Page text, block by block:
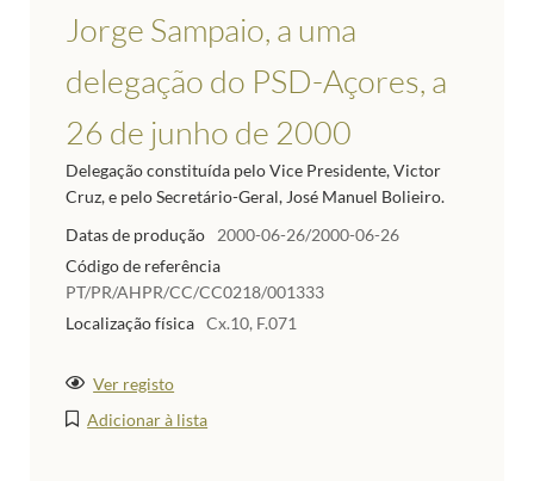
Jorge Sampaio, a uma
delegação do PSD-Açores, a
26 de junho de 2000
Delegação constituída pelo Vice Presidente, Victor
Cruz, e pelo Secretário-Geral, José Manuel Bolieiro.
Datas de produção
2000-06-26/2000-06-26
Código de referência
PT/PR/AHPR/CC/CC0218/001333
Localização física Cx.10, F.071
Ver registo
Adicionar à lista